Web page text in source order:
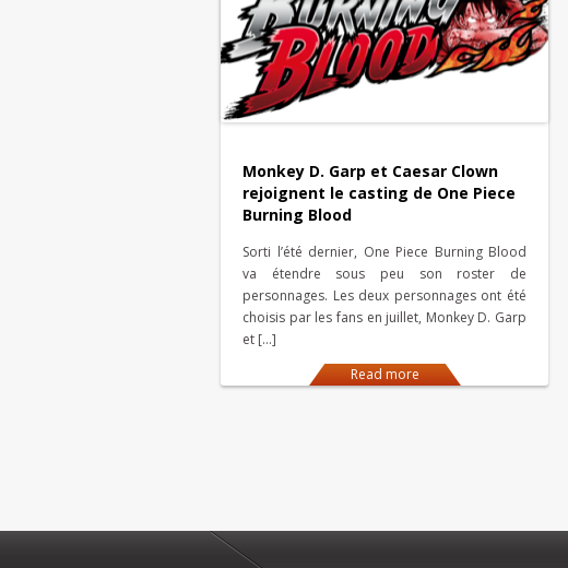
Monkey D. Garp et Caesar Clown
rejoignent le casting de One Piece
Burning Blood
Sorti l’été dernier, One Piece Burning Blood
va étendre sous peu son roster de
personnages. Les deux personnages ont été
choisis par les fans en juillet, Monkey D. Garp
et […]
Read more